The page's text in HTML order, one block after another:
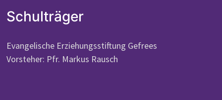
Schulträger
Evangelische Erziehungsstiftung Gefrees
Vorsteher: Pfr. Markus Rausch